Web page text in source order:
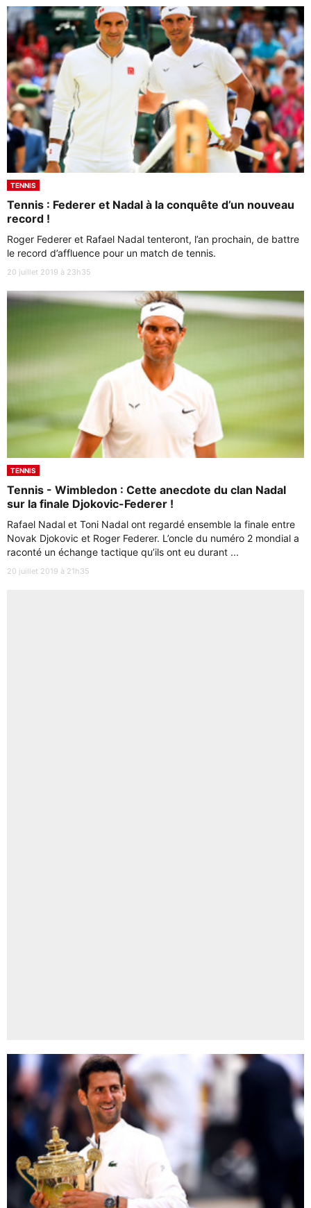
TENNIS
Tennis : Federer et Nadal à la conquête d’un nouveau
record !
Roger Federer et Rafael Nadal tenteront, l’an prochain, de battre
le record d’affluence pour un match de tennis.
20 juillet 2019 à 23h35
TENNIS
Tennis - Wimbledon : Cette anecdote du clan Nadal
sur la finale Djokovic-Federer !
Rafael Nadal et Toni Nadal ont regardé ensemble la finale entre
Novak Djokovic et Roger Federer. L’oncle du numéro 2 mondial a
raconté un échange tactique qu’ils ont eu durant ...
20 juillet 2019 à 21h35